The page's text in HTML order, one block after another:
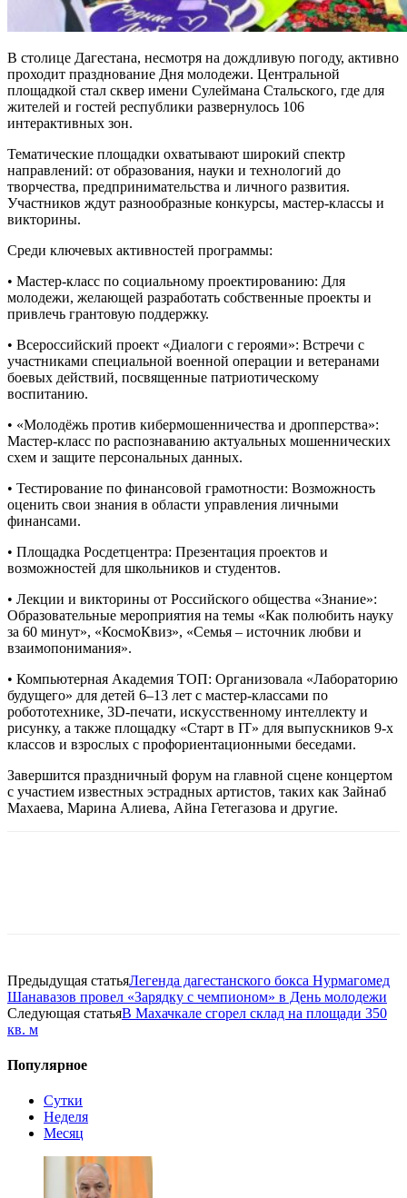
В столице Дагестана, несмотря на дождливую погоду, активно
проходит празднование Дня молодежи. Центральной
площадкой стал сквер имени Сулеймана Стальского, где для
жителей и гостей республики развернулось 106
интерактивных зон.
Тематические площадки охватывают широкий спектр
направлений: от образования, науки и технологий до
творчества, предпринимательства и личного развития.
Участников ждут разнообразные конкурсы, мастер-классы и
викторины.
Среди ключевых активностей программы:
• Мастер-класс по социальному проектированию: Для
молодежи, желающей разработать собственные проекты и
привлечь грантовую поддержку.
• Всероссийский проект «Диалоги с героями»: Встречи с
участниками специальной военной операции и ветеранами
боевых действий, посвященные патриотическому
воспитанию.
• «Молодёжь против кибермошенничества и дропперства»:
Мастер-класс по распознаванию актуальных мошеннических
схем и защите персональных данных.
• Тестирование по финансовой грамотности: Возможность
оценить свои знания в области управления личными
финансами.
• Площадка Росдетцентра: Презентация проектов и
возможностей для школьников и студентов.
• Лекции и викторины от Российского общества «Знание»:
Образовательные мероприятия на темы «Как полюбить науку
за 60 минут», «КосмоКвиз», «Семья – источник любви и
взаимопонимания».
• Компьютерная Академия ТОП: Организовала «Лабораторию
будущего» для детей 6–13 лет с мастер-классами по
робототехнике, 3D-печати, искусственному интеллекту и
рисунку, а также площадку «Старт в IT» для выпускников 9-х
классов и взрослых с профориентационными беседами.
Завершится праздничный форум на главной сцене концертом
с участием известных эстрадных артистов, таких как Зайнаб
Махаева, Марина Алиева, Айна Гетегазова и другие.
Предыдущая статьяЛегенда дагестанского бокса Нурмагомед
Шанавазов провел «Зарядку с чемпионом» в День молодежи
Следующая статьяВ Махачкале сгорел склад на площади 350
кв. м
Популярное
Сутки
Неделя
Месяц